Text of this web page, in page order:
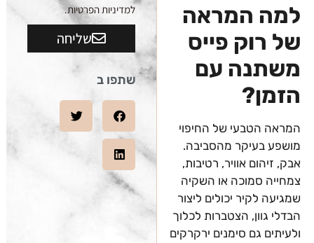
למה המראה
של רוק פייס
משתנה עם
הזמן?
המראה הטבעי של החיפוי
מושפע בעיקר מהסביבה.
אבק, זיהום אוויר, רטיבות,
צמחייה סמוכה או השקיה
שמגיעה לקיר יכולים ליצור
הבדלי גוון, הצטברות לכלוך
ולעיתים גם סימנים ירקרקים
למדיניות הפרטיות.
שליחה
שתפו ב